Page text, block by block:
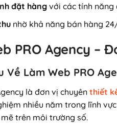
đặt hàngvới các tính năng
nhờ khả năng bán hàng
PRO Agency –
Về Làm Web PRO
là đơn vị chuyênthiết
nhiều năm trong lĩnh vực
trên môi trường số.